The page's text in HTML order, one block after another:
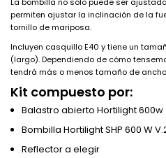
permiten ajustar la inclinación de la
tornillo de mariposa.
Incluyen casquillo E40 y tiene un
(largo). Dependiendo de cómo
tendrá más o menos tamaño de
Kit compuesto por:
Balastro abierto Hortilight 600w
Bombilla Hortilight SHP 600 W
Reflector a elegir